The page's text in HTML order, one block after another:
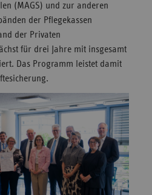
(MAGS) und zur anderen
der Pflegekassen
der Privaten
für drei Jahre mit insgesamt
Das Programm leistet damit